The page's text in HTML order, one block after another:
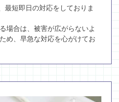
最短即日の対応をしておりま
場合は、被害が広がらないよ
め、早急な対応を心がけてお